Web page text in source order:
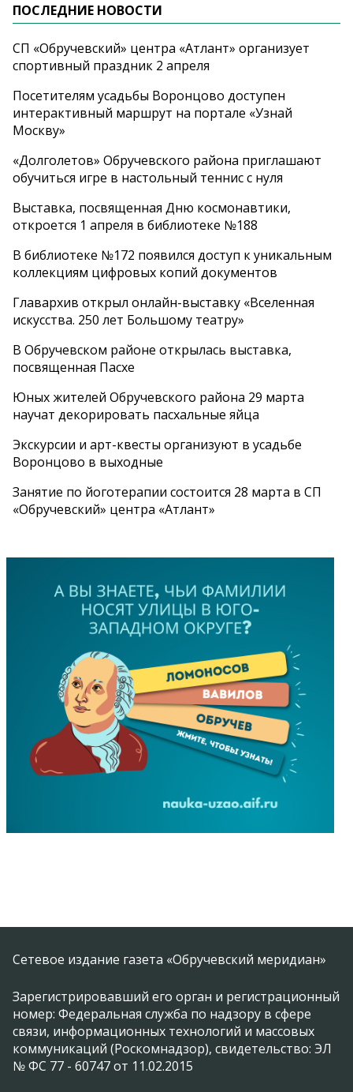
ПОСЛЕДНИЕ НОВОСТИ
СП «Обручевский» центра «Атлант» организует
спортивный праздник 2 апреля
Посетителям усадьбы Воронцово доступен
интерактивный маршрут на портале «Узнай
Москву»
«Долголетов» Обручевского района приглашают
обучиться игре в настольный теннис с нуля
Выставка, посвященная Дню космонавтики,
откроется 1 апреля в библиотеке №188
В библиотеке №172 появился доступ к уникальным
коллекциям цифровых копий документов
Главархив открыл онлайн-выставку «Вселенная
искусства. 250 лет Большому театру»
В Обручевском районе открылась выставка,
посвященная Пасхе
Юных жителей Обручевского района 29 марта
научат декорировать пасхальные яйца
Экскурсии и арт-квесты организуют в усадьбе
Воронцово в выходные
Занятие по йоготерапии состоится 28 марта в СП
«Обручевский» центра «Атлант»
Сетевое издание газета «Обручевский меридиан»
Зарегистрировавший его орган и регистрационный
номер: Федеральная служба по надзору в сфере
связи, информационных технологий и массовых
коммуникаций (Роскомнадзор), свидетельство: ЭЛ
№ ФС 77 - 60747 от 11.02.2015